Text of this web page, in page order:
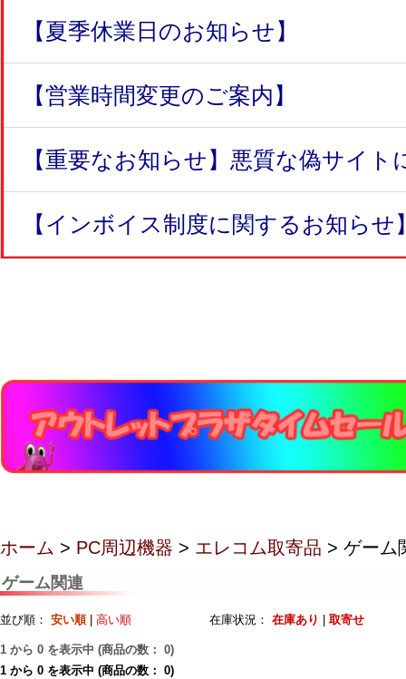
【夏季休業日のお知らせ】
【営業時間変更のご案内】
【重要なお知らせ】悪質な偽サイト
【インボイス制度に関するお知らせ
ホーム > PC周辺機器 > エレコム取寄品 > ゲーム
ゲーム関連
並び順： 安い順| 高い順 在庫状況： 在庫あり 取寄せ
1 から 0 を表示中 (商品の数： 0)
1 から 0 を表示中 (商品の数： 0)